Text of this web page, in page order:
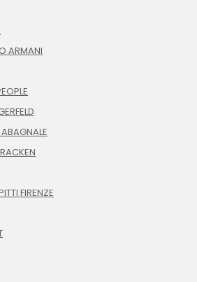
ARMANI
FIRENZE